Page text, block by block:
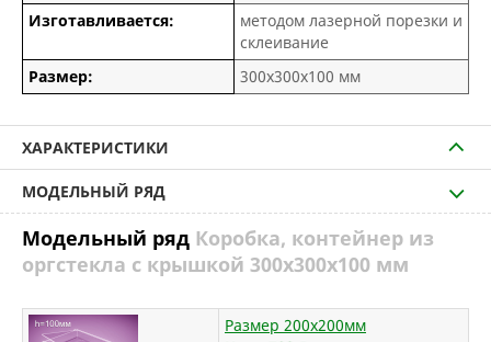
Изготавливается:
методом лазерной порезки и
склеивание
Размер:
300х300х100 мм
ХАРАКТЕРИСТИКИ
МОДЕЛЬНЫЙ РЯД
Модельный ряд Коробка, контейнер из
оргстекла с крышкой 300х300х100 мм
Размер 200х200мм